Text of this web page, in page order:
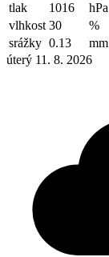
tlak
1016
hPa
vlhkost 30
%
srážky 0.13
mm
úterý 11. 8. 2026